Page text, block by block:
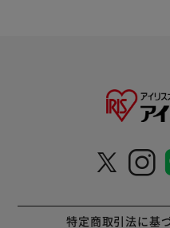
特定商取引法に基